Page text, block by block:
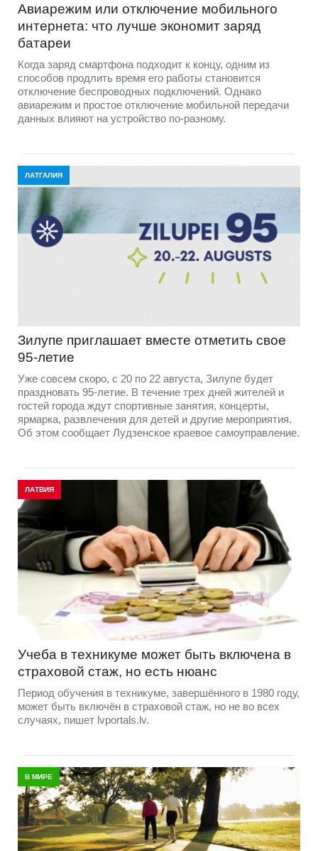
Авиарежим или отключение мобильного
интернета: что лучше экономит заряд
батареи
Когда заряд смартфона подходит к концу, одним из
способов продлить время его работы становится
отключение беспроводных подключений. Однако
авиарежим и простое отключение мобильной передачи
данных влияют на устройство по-разному.
ЛАТГАЛИЯ
Зилупе приглашает вместе отметить свое
95-летие
Уже совсем скоро, с 20 по 22 августа, Зилупе будет
праздновать 95-летие. В течение трех дней жителей и
гостей города ждут спортивные занятия, концерты,
ярмарка, развлечения для детей и другие мероприятия.
Об этом сообщает Лудзенское краевое самоуправление.
ЛАТВИЯ
Учеба в техникуме может быть включена в
страховой стаж, но есть нюанс
Период обучения в техникуме, завершённого в 1980 году,
может быть включён в страховой стаж, но не во всех
случаях, пишет lvportals.lv.
В МИРЕ